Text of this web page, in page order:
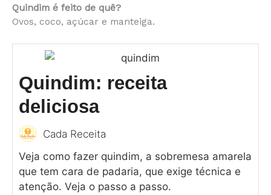
Quindim é feito de quê?
Ovos, coco, açúcar e manteiga.
Quindim: receita
deliciosa
Cada Receita
Veja como fazer quindim, a sobremesa amarela
que tem cara de padaria, que exige técnica e
atenção. Veja o passo a passo.